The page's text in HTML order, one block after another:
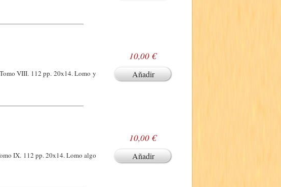
VIII. 112 pp. 20x14. Lomo y
10,00 €
Añadir
IX. 112 pp. 20x14. Lomo algo
10,00 €
Añadir